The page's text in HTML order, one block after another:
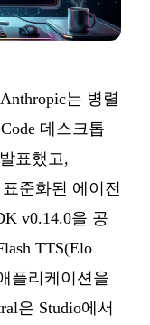
는 병렬
데스크톱
표했고,
준화된 에이전
v0.14.0을 공
TTS(Elo
플리케이션을
은 Studio에서